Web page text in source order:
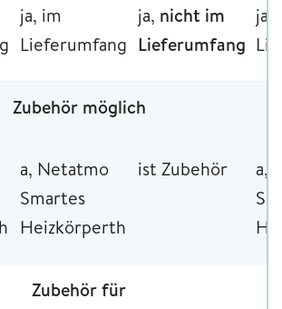
ja, im
Lieferumfang
ja, nicht im
Lieferumfang
ja,
Zubehör möglich
a, Netatmo
Smartes
Heizkörperthermostat
ist Zubehör
a,
Zubehör für